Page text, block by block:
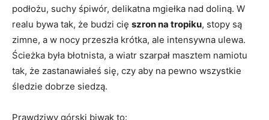
podłożu, suchy śpiwór, delikatna mgiełka nad doliną. W
realu bywa tak, że budzi cię szron na tropiku, stopy są
zimne, a w nocy przeszła krótka, ale intensywna ulewa.
Ścieżka była błotnista, a wiatr szarpał masztem namiotu
tak, że zastanawiałeś się, czy aby na pewno wszystkie
śledzie dobrze siedzą.
Prawdziwy górski biwak to: